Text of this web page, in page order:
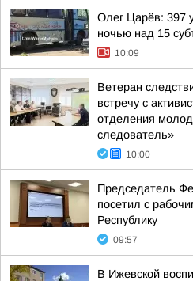
Олег Царёв: 397
ночью над 15
10:09
Ветеран
встречу с
отделения
следователь»
10:00
Председатель
посетил с
Республику
09:57
В Ижевской